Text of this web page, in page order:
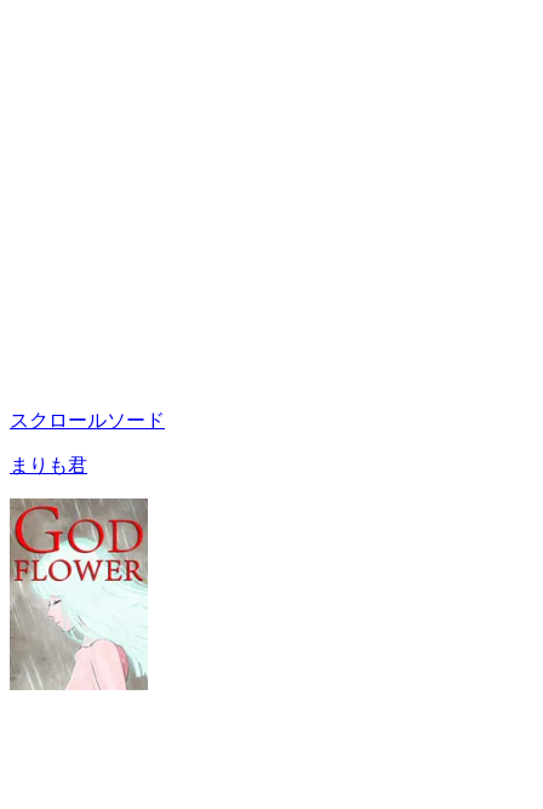
スクロールソード
まりも君